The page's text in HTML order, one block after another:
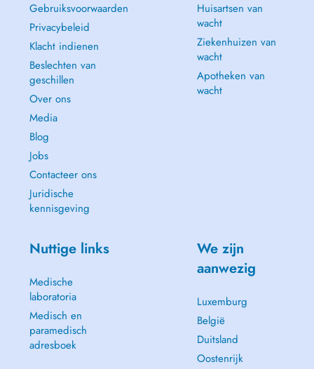
Gebruiksvoorwaarden
Privacybeleid
Klacht indienen
Beslechten van
geschillen
Over ons
Media
Blog
Jobs
Contacteer ons
Juridische
kennisgeving
Huisartsen van
wacht
Ziekenhuizen van
wacht
Apotheken van
wacht
Nuttige links
Medische
laboratoria
Medisch en
paramedisch
adresboek
We zijn
aanwezig
Luxemburg
België
Duitsland
Oostenrijk